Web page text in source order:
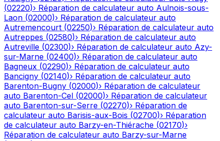
(02220)› Réparation de calculateur auto Aulnois-sous-
Laon (02000)› Réparation de calculateur auto
Autremencourt (02250)› Réparation de calculateur auto
Autreppes (02580)› Réparation de calculateur auto
Autreville (02300)› Réparation de calculateur auto Azy-
sur-Marne (02400)› Réparation de calculateur auto
Bagneux (02290)› Réparation de calculateur auto
Bancigny (02140)› Réparation de calculateur auto
Barenton-Bugny (02000)› Réparation de calculateur
auto Barenton-Cel (02000)› Réparation de calculateur
auto Barenton-sur-Serre (02270)› Réparation de
calculateur auto Barisis-aux-Bois (02700)› Réparation
de calculateur auto Barzy-en-Thiérache (02170)›
Réparation de calculateur auto Barzy-sur-Marne